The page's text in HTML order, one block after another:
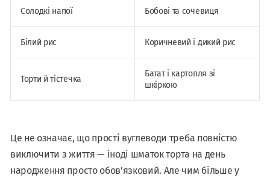
Солодкі напої Бобові та сочевиця
Білий рис Коричневий і дикий рис
Торти й тістечка
Батат і картопля зі
шкіркою
Це не означає, що прості вуглеводи треба повністю
виключити з життя — іноді шматок торта на день
народження просто обов’язковий. Але чим більше у